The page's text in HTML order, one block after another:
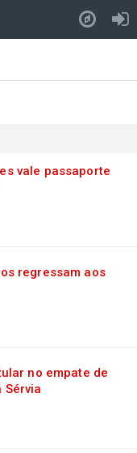
vale passaporte
regressam aos
no empate de